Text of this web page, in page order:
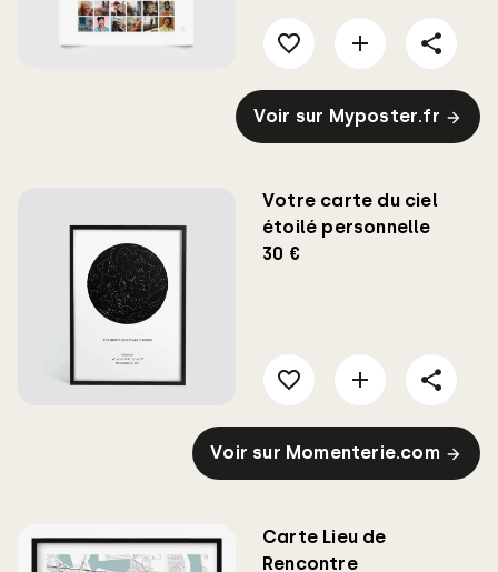
Voir sur Myposter.fr
Votre carte du ciel
étoilé personnelle
30 €
Voir sur Momenterie.com
Carte Lieu de
Rencontre